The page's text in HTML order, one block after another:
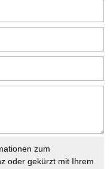
zum
oder gekürzt mit Ihrem